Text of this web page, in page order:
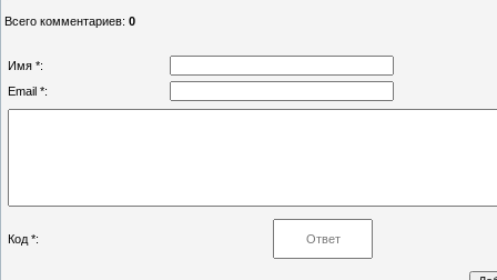
Всего комментариев: 0
Имя *:
Email *:
Код *: